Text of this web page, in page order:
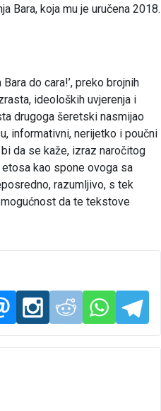
Bara, koja mu je uručena 2018.
do cara!’, preko brojnih
ideoloških uvjerenja i
drugoga šeretski nasmijao
informativni, nerijetko i poučni
da se kaže, izraz naročitog
kao spone ovoga sa
razumljivo, s tek
da te tekstove